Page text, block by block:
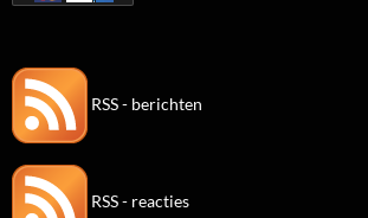
RSS - berichten
RSS - reacties